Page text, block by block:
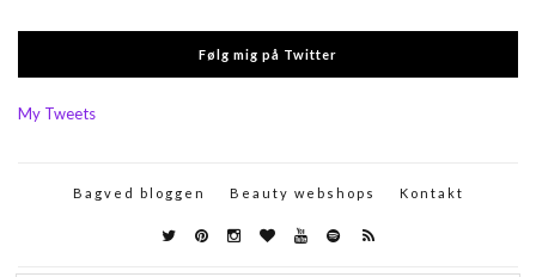
Følg mig på Twitter
My Tweets
Bagved bloggen Beauty webshops Kontakt